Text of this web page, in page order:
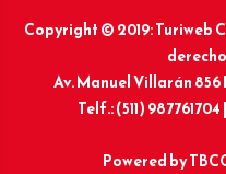
Copyright © 2019: Turiweb
Av. Manuel Villarán 856
Telf.: (511)
Powered by